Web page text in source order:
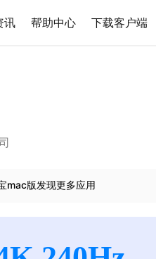
讯 帮助中心 下载客户端
mac版发现更多应用